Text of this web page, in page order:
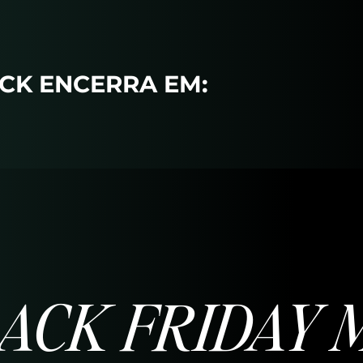
ENCERRA EM:
FRIDAY